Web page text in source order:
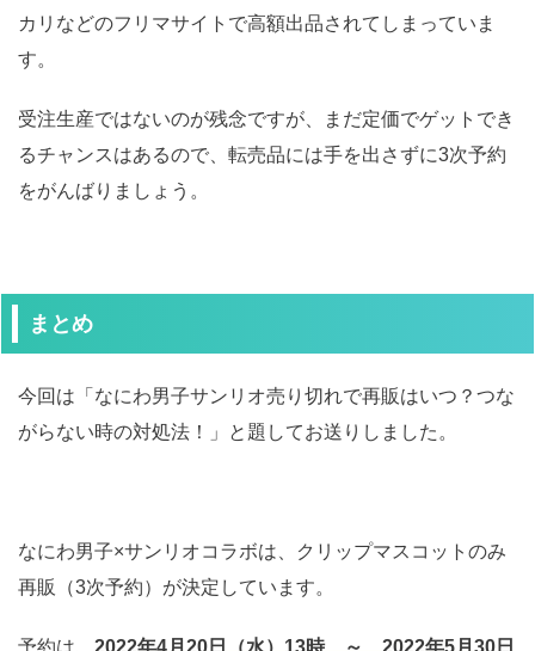
カリなどのフリマサイトで高額出品されてしまっていま
す。
受注生産ではないのが残念ですが、まだ定価でゲットでき
るチャンスはあるので、転売品には手を出さずに3次予約
をがんばりましょう。
まとめ
今回は「なにわ男子サンリオ売り切れで再販はいつ？つな
がらない時の対処法！」と題してお送りしました。
なにわ男子×サンリオコラボは、クリップマスコットのみ
再販（3次予約）が決定しています。